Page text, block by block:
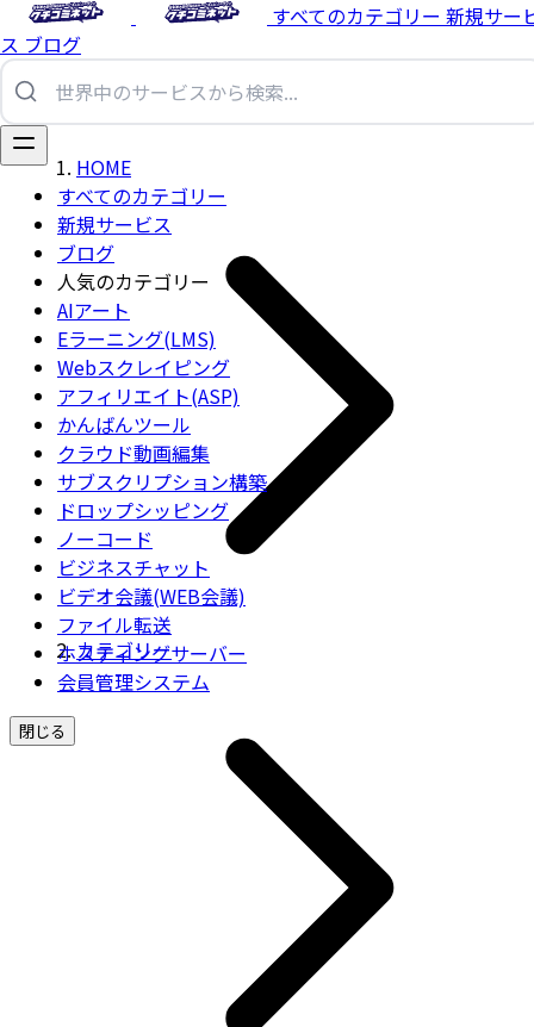
すべてのカテゴリー 新規サー
ス ブログ
すべてのカテゴリー
新規サービス
ブログ
人気のカテゴリー
AIアート
Eラーニング(LMS)
Webスクレイピング
アフィリエイト(ASP)
かんばんツール
クラウド動画編集
サブスクリプション構築
ドロップシッピング
ノーコード
ビジネスチャット
ビデオ会議(WEB会議)
ファイル転送
ホスティングサーバー
会員管理システム
閉じる
HOME
カテゴリー